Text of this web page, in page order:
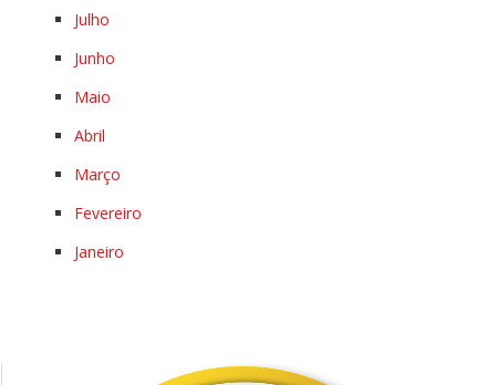
Julho
Junho
Maio
Abril
Março
Fevereiro
Janeiro